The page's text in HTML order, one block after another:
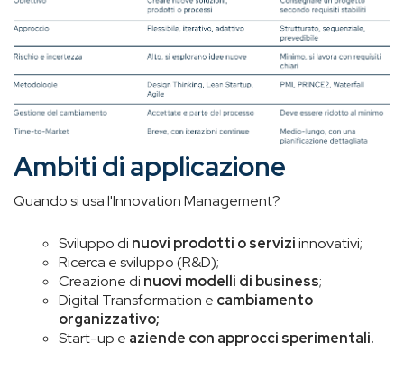
Ambiti di applicazione
Quando si usa l'Innovation Management?
Sviluppo di nuovi prodotti o serviziinnovativi;
Ricerca e sviluppo (R&D);
Creazione di nuovi modelli di business;
Digital Transformation e cambiamento
organizzativo;
Start-up e aziende con approcci sperimentali.